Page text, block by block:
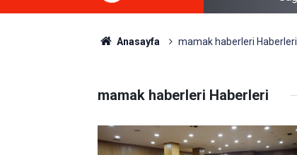
Anasayfa mamak haberleri Haberleri
mamak haberleri Haberleri